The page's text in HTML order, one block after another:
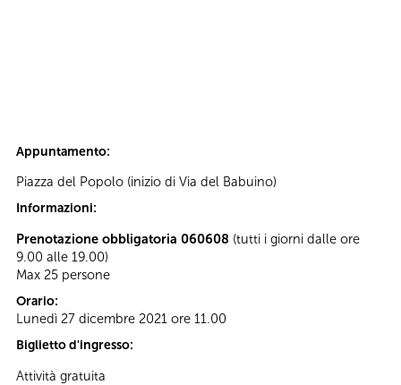
Appuntamento:
Piazza del Popolo (inizio di Via del Babuino)
Informazioni:
Prenotazione obbligatoria 060608 (tutti i giorni dalle ore
9.00 alle 19.00)
Max 25 persone
Orario:
Lunedì 27 dicembre 2021 ore 11.00
Biglietto d'ingresso:
Attività gratuita